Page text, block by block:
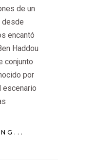
de un
desde
encantó
Haddou
conjunto
por
escenario